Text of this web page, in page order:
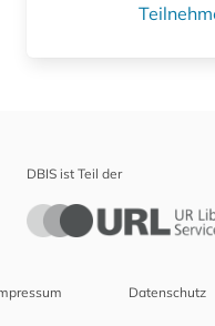
DBIS ist Teil der
Datenschutz